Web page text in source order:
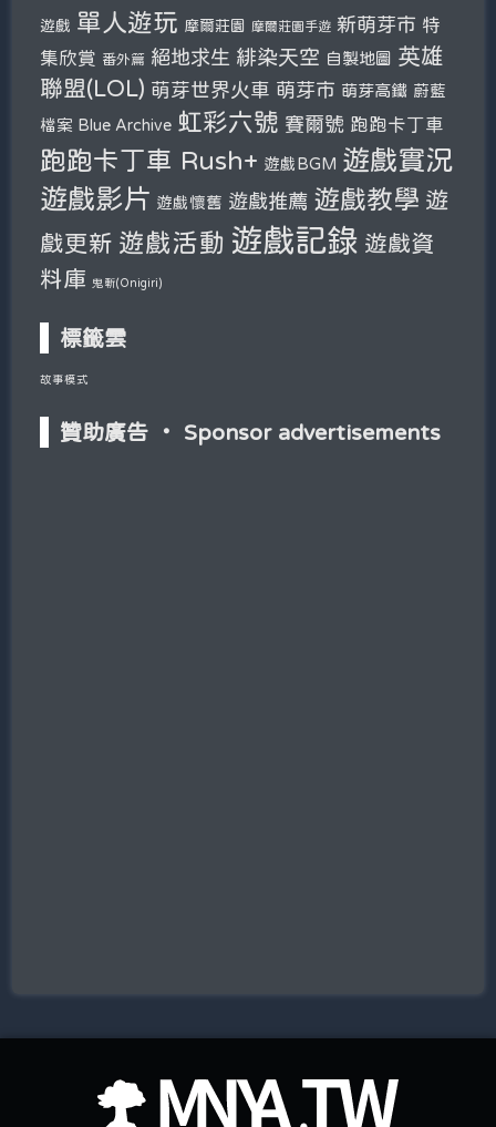
遊戲 單人遊玩 摩爾莊園 摩爾莊園手遊 新萌芽市 特
集欣賞 番外篇 絕地求生 緋染天空 自製地圖 英雄
聯盟(LOL) 萌芽世界火車 萌芽市 萌芽高鐵 蔚藍
檔案 Blue Archive 虹彩六號 賽爾號 跑跑卡丁車
跑跑卡丁車 Rush+ 遊戲BGM 遊戲實況
遊戲影片 遊戲懷舊 遊戲推薦 遊戲教學 遊
戲更新 遊戲活動 遊戲記錄 遊戲資
料庫
鬼斬(Onigiri)
標籤雲
故事模式
贊助廣告 ‧ Sponsor advertisements